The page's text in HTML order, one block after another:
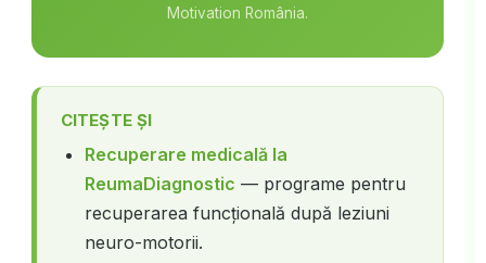
Motivation România.
CITEȘTE ȘI
Recuperare medicală la
ReumaDiagnostic — programe pentru
recuperarea funcțională după leziuni
neuro-motorii.